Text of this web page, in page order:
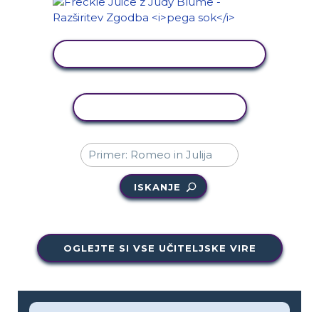
ISKANJE
OGLEJTE SI VSE UČITELJSKE VIRE